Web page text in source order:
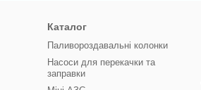
Каталог
Паливороздавальні колонки
Насоси для перекачки та
заправки